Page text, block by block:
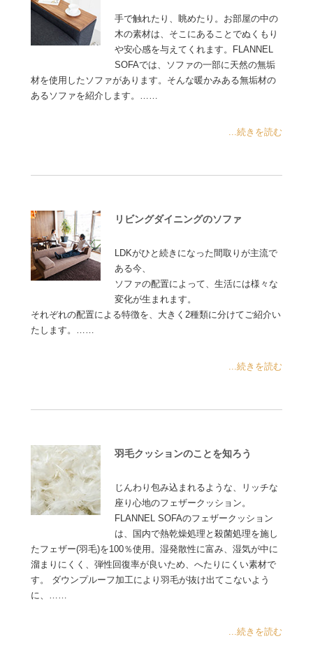
手で触れたり、眺めたり。お部屋の中の
木の素材は、そこにあることでぬくもり
や安心感を与えてくれます。FLANNEL
SOFAでは、ソファの一部に天然の無垢
材を使用したソファがあります。そんな暖かみある無垢材の
あるソファを紹介します。……
...続きを読む
リビングダイニングのソファ
LDKがひと続きになった間取りが主流で
ある今、
ソファの配置によって、生活には様々な
変化が生まれます。
それぞれの配置による特徴を、大きく2種類に分けてご紹介い
たします。……
...続きを読む
羽毛クッションのことを知ろう
じんわり包み込まれるような、リッチな
座り心地のフェザークッション。
FLANNEL SOFAのフェザークッション
は、国内で熱乾燥処理と殺菌処理を施し
たフェザー(羽毛)を100％使用。湿発散性に富み、湿気が中に
溜まりにくく、弾性回復率が良いため、へたりにくい素材で
す。 ダウンプルーフ加工により羽毛が抜け出てこないよう
に、……
...続きを読む